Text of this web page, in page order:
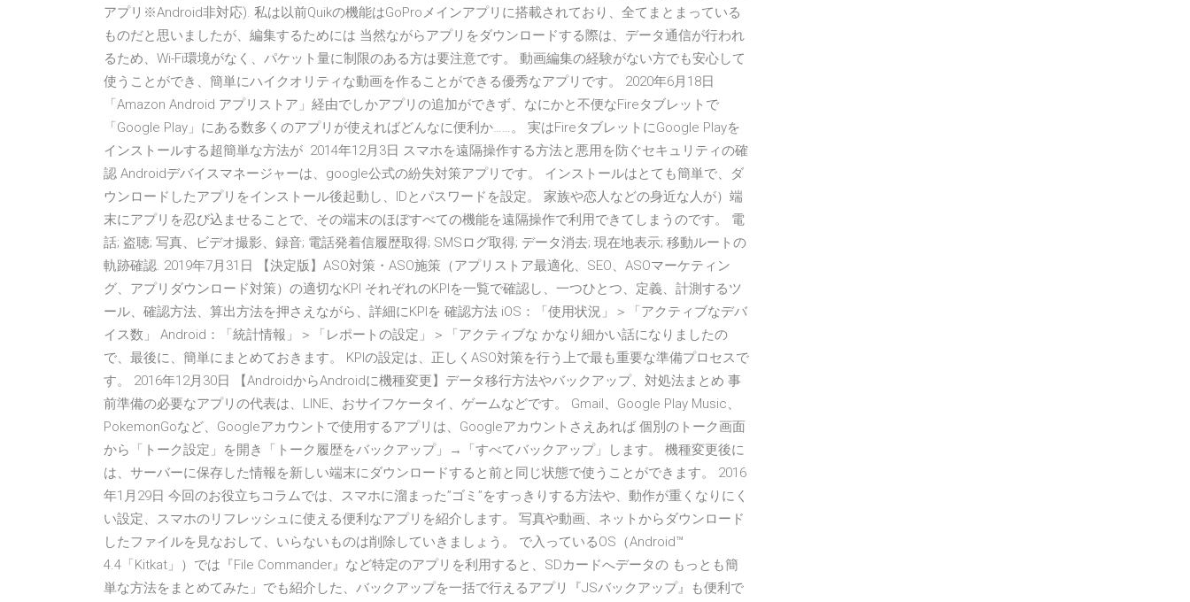
アプリ※Android非対応). 私は以前Quikの機能はGoProメインアプリに搭載されており、全てまとまっている
ものだと思いましたが、編集するためには 当然ながらアプリをダウンロードする際は、データ通信が行われ
るため、Wi-Fi環境がなく、パケット量に制限のある方は要注意です。 動画編集の経験がない方でも安心して
使うことができ、簡単にハイクオリティな動画を作ることができる優秀なアプリです。 2020年6月18日
「Amazon Android アプリストア」経由でしかアプリの追加ができず、なにかと不便なFireタブレットで
「Google Play」にある数多くのアプリが使えればどんなに便利か……。 実はFireタブレットにGoogle Playを
インストールする超簡単な方法が 2014年12月3日 スマホを遠隔操作する方法と悪用を防ぐセキュリティの確
認 Androidデバイスマネージャーは、google公式の紛失対策アプリです。 インストールはとても簡単で、ダ
ウンロードしたアプリをインストール後起動し、IDとパスワードを設定。 家族や恋人などの身近な人が）端
末にアプリを忍び込ませることで、その端末のほぼすべての機能を遠隔操作で利用できてしまうのです。 電
話; 盗聴; 写真、ビデオ撮影、録音; 電話発着信履歴取得; SMSログ取得; データ消去; 現在地表示; 移動ルートの
軌跡確認. 2019年7月31日 【決定版】ASO対策・ASO施策（アプリストア最適化、SEO、ASOマーケティン
グ、アプリダウンロード対策）の適切なKPI それぞれのKPIを一覧で確認し、一つひとつ、定義、計測するツ
ール、確認方法、算出方法を押さえながら、詳細にKPIを 確認方法 iOS：「使用状況」＞「アクティブなデバ
イス数」 Android：「統計情報」＞「レポートの設定」＞「アクティブな かなり細かい話になりましたの
で、最後に、簡単にまとめておきます。 KPIの設定は、正しくASO対策を行う上で最も重要な準備プロセスで
す。 2016年12月30日 【AndroidからAndroidに機種変更】データ移行方法やバックアップ、対処法まとめ 事
前準備の必要なアプリの代表は、LINE、おサイフケータイ、ゲームなどです。 Gmail、Google Play Music、
PokemonGoなど、Googleアカウントで使用するアプリは、Googleアカウントさえあれば 個別のトーク画面
から「トーク設定」を開き「トーク履歴をバックアップ」→「すべてバックアップ」します。 機種変更後に
は、サーバーに保存した情報を新しい端末にダウンロードすると前と同じ状態で使うことができます。 2016
年1月29日 今回のお役立ちコラムでは、スマホに溜まった”ゴミ”をすっきりする方法や、動作が重くなりにく
い設定、スマホのリフレッシュに使える便利なアプリを紹介します。 写真や動画、ネットからダウンロード
したファイルを見なおして、いらないものは削除していきましょう。 で入っているOS（Android™
4.4「Kitkat」）では『File Commander』など特定のアプリを利用すると、SDカードへデータの もっとも簡
単な方法をまとめてみた」でも紹介した、バックアップを一括で行えるアプリ『JSバックアップ』も便利で